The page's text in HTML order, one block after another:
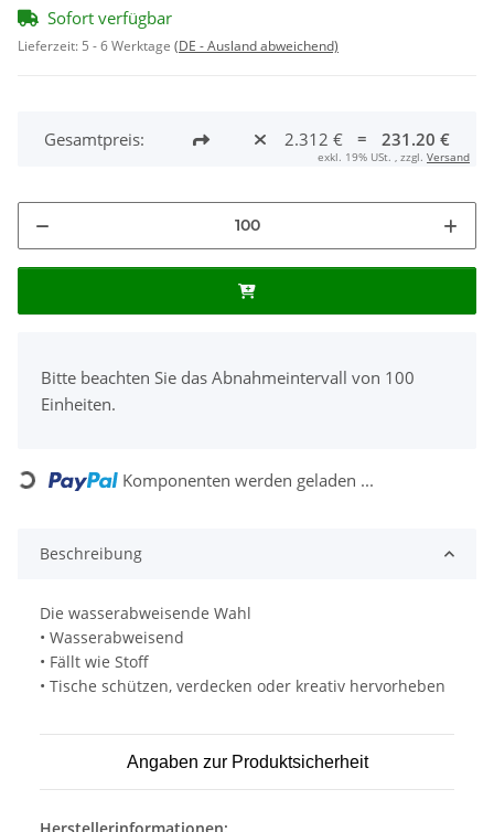
Sofort verfügbar
Lieferzeit: 5 - 6 Werktage (DE - Ausland abweichend)
Gesamtpreis: 2.312 € = 231.20 €
exkl. 19% USt. , zzgl. Versand
Bitte beachten Sie das Abnahmeintervall von 100
Einheiten.
Loading... Komponenten werden geladen ...
Beschreibung
Die wasserabweisende Wahl
• Wasserabweisend
• Fällt wie Stoff
• Tische schützen, verdecken oder kreativ hervorheben
Angaben zur Produktsicherheit